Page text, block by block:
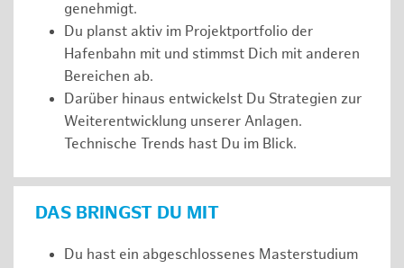
genehmigt.
Du planst aktiv im Projektportfolio der
Hafenbahn mit und stimmst Dich mit anderen
Bereichen ab.
Darüber hinaus entwickelst Du Strategien zur
Weiterentwicklung unserer Anlagen.
Technische Trends hast Du im Blick.
DAS BRINGST DU MIT
Du hast ein abgeschlossenes Masterstudium